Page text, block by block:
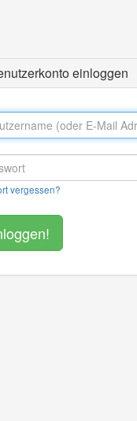
einloggen
vergessen?